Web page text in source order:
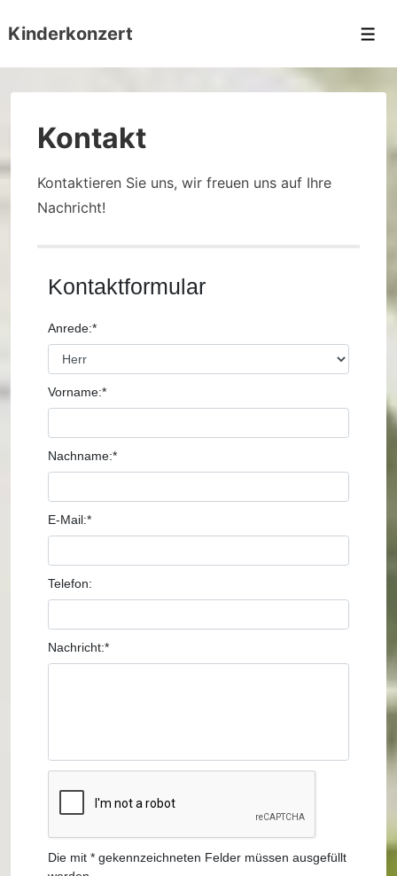
Zum
Kinderkonzert
Kontakt
Kontaktieren Sie uns, wir freuen uns auf Ihre
Nachricht!